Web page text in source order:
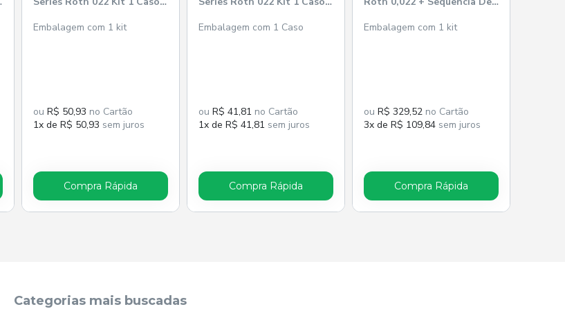
Embalagem com 1 kit
ou R$ 50,93 no Cartão
1x de R$ 50,93 sem juros
Compra Rápida
Embalagem com 1 Caso
ou R$ 41,81 no Cartão
1x de R$ 41,81 sem juros
Compra Rápida
Embalagem com 1 kit
ou R$ 329,52 no Cartão
3x de R$ 109,84 sem juros
Compra Rápida
Categorias mais buscadas